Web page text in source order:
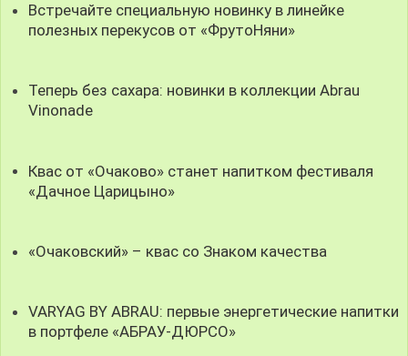
Встречайте специальную новинку в линейке
полезных перекусов от «ФрутоНяни»
Теперь без сахара: новинки в коллекции Abrau
Vinonade
Квас от «Очаково» станет напитком фестиваля
«Дачное Царицыно»
«Очаковский» – квас со Знаком качества
VARYAG BY ABRAU: первые энергетические напитки
в портфеле «АБРАУ-ДЮРСО»